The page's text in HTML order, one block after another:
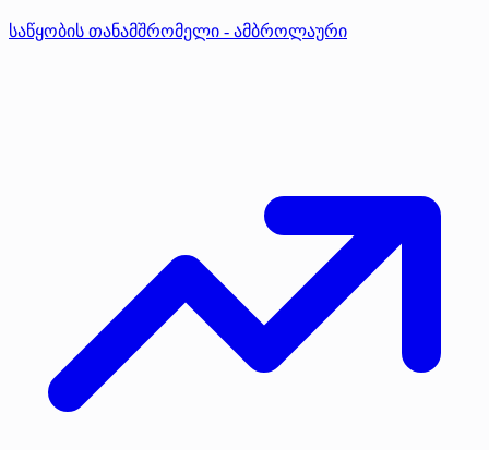
საწყობის თანამშრომელი - ამბროლაური